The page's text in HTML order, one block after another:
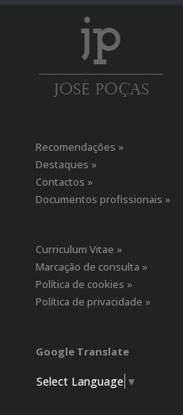
Recomendações »
Destaques »
Contactos »
Documentos profissionais »
Curriculum Vitae »
Marcação de consulta »
Política de cookies »
Política de privacidade »
Google Translate
Select Language ▼